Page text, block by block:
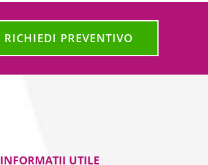
RICHIEDI PREVENTIVO
INFORMAȚII UTILE